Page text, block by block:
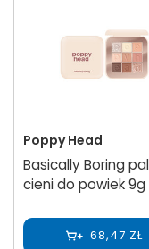
Poppy Head
Basically Boring
cieni do powiek 9g
68,47 ZŁ